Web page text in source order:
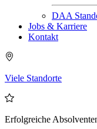
DAA
Jobs & Karriere
Kontakt
Viele Standorte
Erfolgreiche